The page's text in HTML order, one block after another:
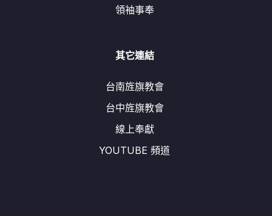
領袖事奉
其它連結
台南旌旗教會
台中旌旗教會
線上奉獻
YOUTUBE 頻道